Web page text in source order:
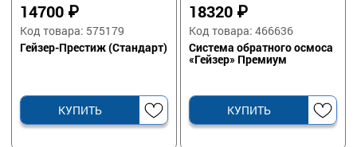
14700 ₽
Код товара: 575179
Гейзер-Престиж (Стандарт)
КУПИТЬ
18320 ₽
Код товара: 466636
Система обратного осмоса
«Гейзер» Премиум
КУПИТЬ